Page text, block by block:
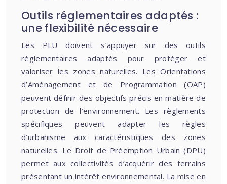
Outils réglementaires adaptés :
une flexibilité nécessaire
Les PLU doivent s’appuyer sur des outils
réglementaires adaptés pour protéger et
valoriser les zones naturelles. Les Orientations
d’Aménagement et de Programmation (OAP)
peuvent définir des objectifs précis en matière de
protection de l’environnement. Les règlements
spécifiques peuvent adapter les règles
d’urbanisme aux caractéristiques des zones
naturelles. Le Droit de Préemption Urbain (DPU)
permet aux collectivités d’acquérir des terrains
présentant un intérêt environnemental. La mise en